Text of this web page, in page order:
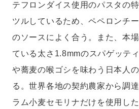
テフロンダイス使用のパスタの
ツルしているため、ペペロンチ
のソースによく合う。また、本
ている太さ1.8mmのスパゲッテ
や蕎麦の喉ゴシを味わう日本人
る。世界各地の契約農家から調
ラム小麦セモリナだけを使用し